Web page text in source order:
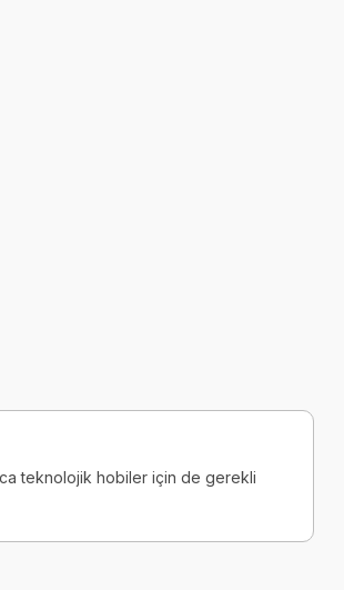
teknolojik hobiler için de gerekli